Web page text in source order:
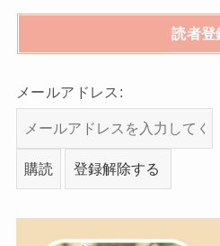
読者登
メールアドレス: